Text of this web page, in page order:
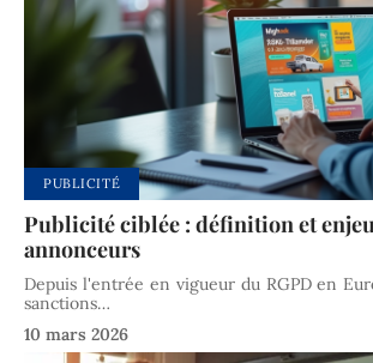
PUBLICITÉ
Publicité ciblée : définition et
annonceurs
Depuis l'entrée en vigueur du RGPD en
sanctions…
10 mars 2026